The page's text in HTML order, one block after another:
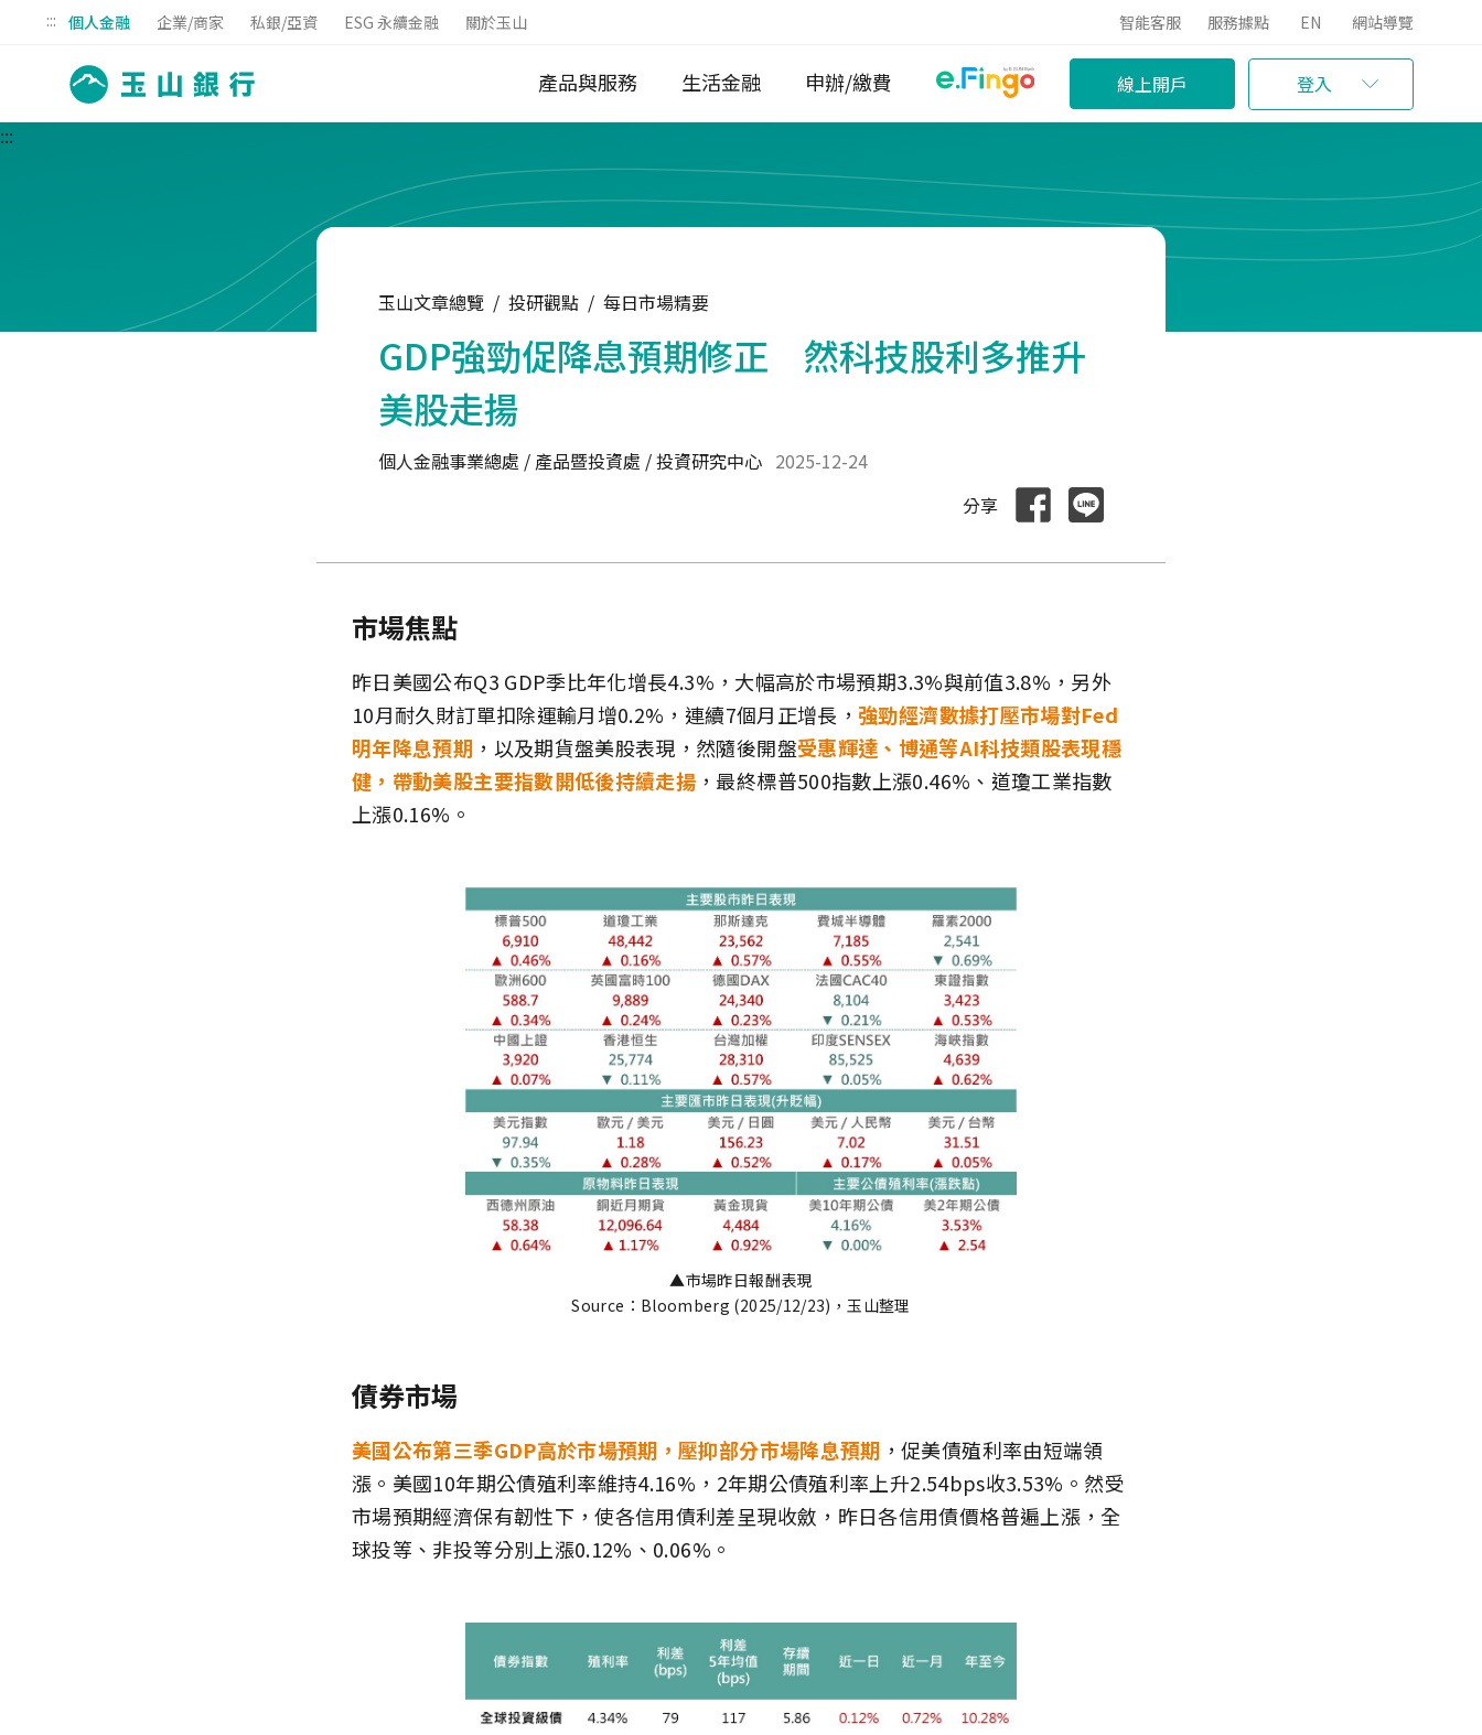
::: 個人金融 企業/商家 私銀/亞資 ESG 永續金融 關於玉山 智能客服 服務據點 EN 網站導覽
產品與服務 生活金融 申辦/繳費 線上開戶
登入
:::
玉山文章總覽 / 投研觀點 / 每日市場精要
GDP強勁促降息預期修正 然科技股利多推升
美股走揚
個人金融事業總處 / 產品暨投資處 / 投資研究中心 2025-12-24
分享
市場焦點
昨日美國公布Q3 GDP季比年化增長4.3%，大幅高於市場預期3.3%與前值3.8%，另外
10月耐久財訂單扣除運輸月增0.2%，連續7個月正增長，強勁經濟數據打壓市場對Fed
明年降息預期 ，以及期貨盤美股表現，然隨後開盤受惠輝達、博通等AI科技類股表現穩
健，帶動美股主要指數開低後持續走揚 ，最終標普500指數上漲0.46%、道瓊工業指數
上漲0.16%。
▲市場昨日報酬表現
Source：Bloomberg (2025/12/23)，玉山整理
債券市場
美國公布第三季GDP高於市場預期，壓抑部分市場降息預期 ，促美債殖利率由短端領
漲。美國10年期公債殖利率維持4.16%，2年期公債殖利率上升2.54bps收3.53%。然受
市場預期經濟保有韌性下，使各信用債利差呈現收斂，昨日各信用債價格普遍上漲，全
球投等、非投等分別上漲0.12%、0.06%。